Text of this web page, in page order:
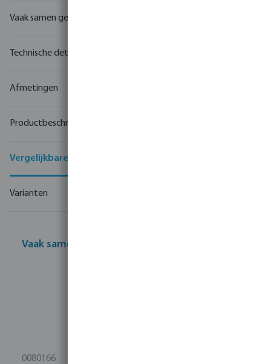
Vaak samen gekocht
Technische details
Afmetingen
Productbeschrijving
Vergelijkbare producten
Varianten
Vaak samen gekocht
0080166